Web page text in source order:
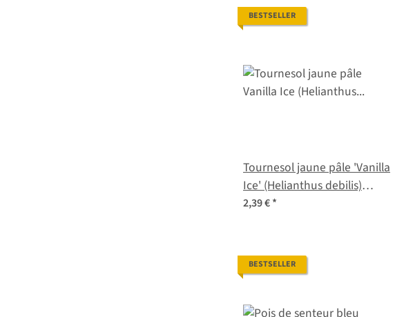
BESTSELLER
Tournesol jaune pâle 'Vanilla
Ice' (Helianthus debilis)
graines
2,39 €*
BESTSELLER